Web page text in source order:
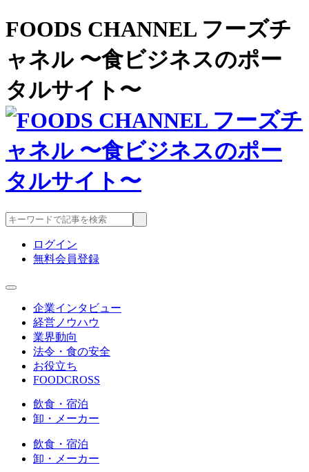
FOODS CHANNEL フーズチ
ャネル 〜食ビジネスのポー
タルサイト〜
ログイン
無料会員登録
企業インタビュー
経営ノウハウ
業界動向
法令・食の安全
お役立ち
FOODCROSS
飲食・宿泊
卸・メーカー
飲食・宿泊
卸・メーカー